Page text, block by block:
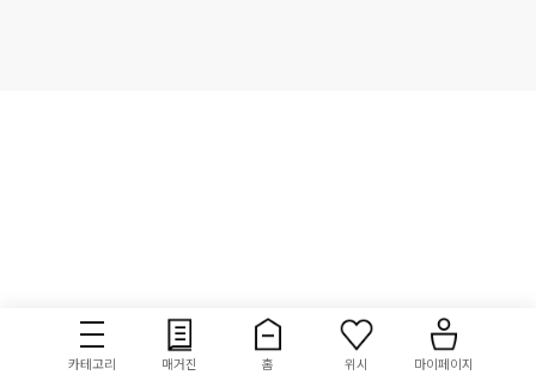
카테고리 매거진 홈 위시 마이페이지